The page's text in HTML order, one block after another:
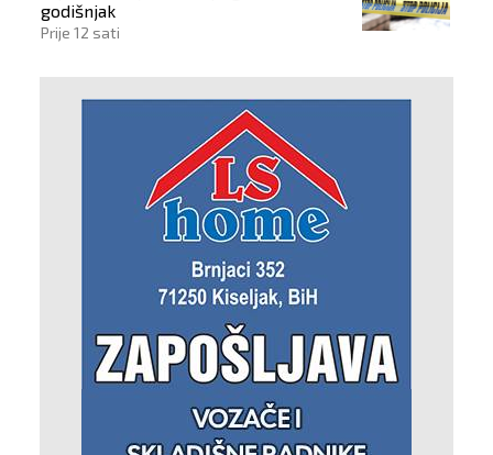
godišnjak
Prije 12 sati